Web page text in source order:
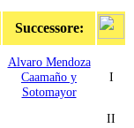
Successore:
Alvaro Mendoza
Caamaño y
Sotomayor
I
II